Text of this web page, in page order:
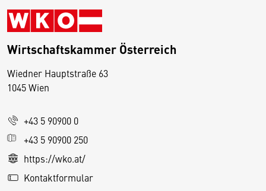
Wirtschaftskammer Österreich
Wiedner Hauptstraße 63
1045 Wien
+43 5 90900 0
+43 5 90900 250
https://wko.at/
Kontaktformular
D
s
e
S
e